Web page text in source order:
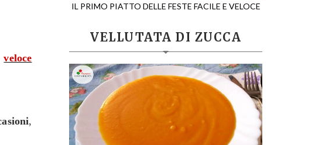
veloce
,
IL PRIMO PIATTO DELLE FESTE FACILE E VELOCE
VELLUTATA DI ZUCCA